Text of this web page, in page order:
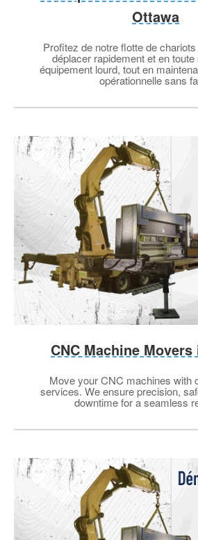
Ottawa
Profitez de notre flotte de
déplacer rapidement et en
équipement lourd, tout en
opérationnelle sans
CNC Machine
Move your CNC machines with
services. We ensure precision,
downtime for a seamless